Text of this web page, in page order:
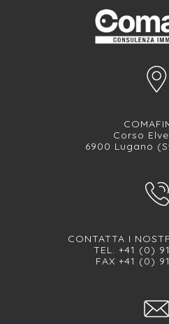
Corso
6900 Lugano
CONTATTA I
TEL. +41 (0)
FAX +41 (0)